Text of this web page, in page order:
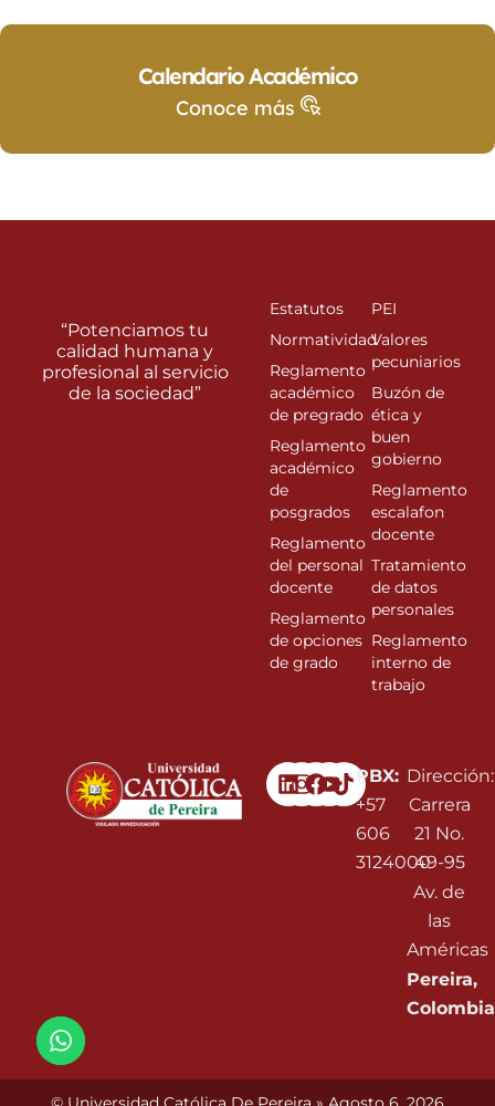
Calendario Académico
Conoce más
Linkedin
Instagram
Facebook
Youtube
PBX:
+57
606
3124000
Dirección:
Carrera
21 No.
49-95
Av. de
las
Américas
Pereira,
Colombia
“Potenciamos tu
calidad humana y
profesional al servicio
de la sociedad”
Estatutos
Normatividad
Reglamento
académico
de pregrado
Reglamento
académico
de
posgrados
Reglamento
del personal
docente
Reglamento
de opciones
de grado
PEI
Valores
pecuniarios
Buzón de
ética y
buen
gobierno
Reglamento
escalafon
docente
Tratamiento
de datos
personales
Reglamento
interno de
trabajo